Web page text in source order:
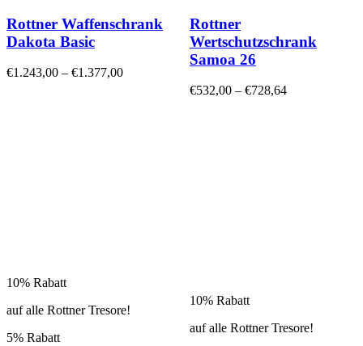
Rottner Waffenschrank
Dakota Basic
€1.243,00 – €1.377,00
10% Rabatt
auf alle Rottner Tresore!
5% Rabatt
Rottner
Wertschutzschrank
Samoa 26
€532,00 – €728,64
10% Rabatt
auf alle Rottner Tresore!